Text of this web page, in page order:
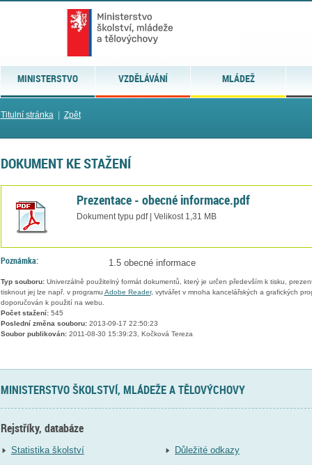
MINISTERSTVO VZDĚLÁVÁNÍ MLÁDEŽ
Titulní stránka| Zpět
DOKUMENT KE STAŽENÍ
Prezentace - obecné informace.pdf
Dokument typu pdf | Velikost 1,31 MB
Poznámka: 1.5 obecné informace
Typ souboru:Univerzálně použitelný formát dokumentů, který je určen především k tisku,
tisknout jej lze např. v programu Adobe Reader, vytvářet v mnoha kancelářských a grafických
doporučován k použití na webu.
Počet stažení:545
Poslední změna souboru:2013-09-17 22:50:23
Soubor publikován:2011-08-30 15:39:23, Kočková Tereza
MINISTERSTVO ŠKOLSTVÍ, MLÁDEŽE A TĚLOVÝCHOVY
Rejstříky, databáze
Statistika školství
Důležité odkazy